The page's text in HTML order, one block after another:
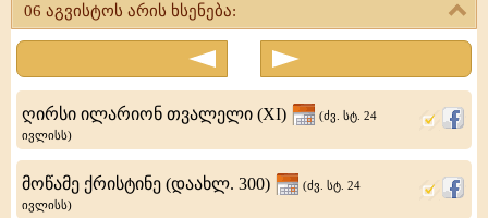
და
მისნი
-
ბიქტორი
და
06 აგვისტოს არის ხსენება:
ღირსი ილარიონ თვალელი (XI)
(ძვ. სტ. 24
ივლისს)
მოწამე ქრისტინე (დაახლ. 300)
(ძვ. სტ. 24
ივლისს)